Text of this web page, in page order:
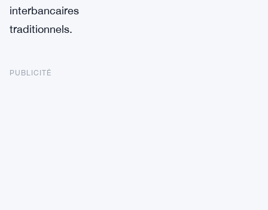
interbancaires
traditionnels.
PUBLICITÉ